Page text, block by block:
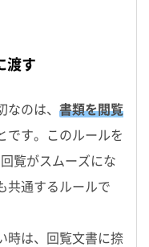
渡す
のは、 書類を閲覧
です。このルールを
覧がスムーズにな
共通するルールで
時は、回覧文書に捺